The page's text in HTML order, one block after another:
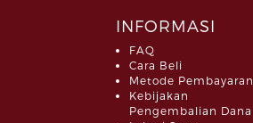
INFORMASI
FAQ
Cara Beli
Metode Pembayaran
Kebijakan
Pengembalian Dana